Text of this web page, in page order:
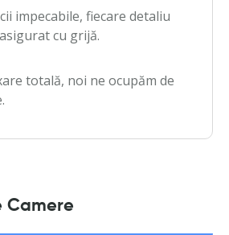
impecabile, fiecare detaliu
cu grijă.
totală, noi ne ocupăm de
Camere